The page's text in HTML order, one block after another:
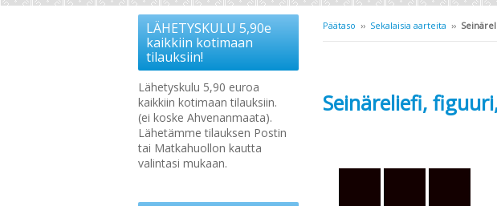
Päätaso ›› Sekalaisia aarteita ››
Seinäreliefi,
LÄHETYSKULU 5,90e
kaikkiin kotimaan
tilauksiin!
Lähetyskulu 5,90 euroa
kaikkiin kotimaan tilauksiin.
(ei koske Ahvenanmaata).
Lähetämme tilauksen Postin
tai Matkahuollon kautta
valintasi mukaan.